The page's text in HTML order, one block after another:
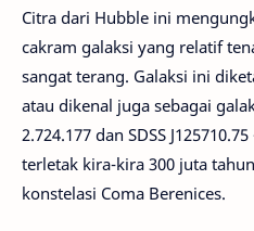
Citra dari Hubble ini
cakram galaksi yang relatif
sangat terang. Galaksi ini
atau dikenal juga sebagai
2.724.177 dan SDSS
terletak kira-kira 300 juta
konstelasi Coma Berenices.